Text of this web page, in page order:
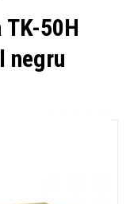
50H
negru